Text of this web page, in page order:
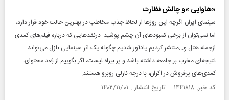
«هاوایی »و چالش نظارت
سینمای ایران اگرچه این روزها از لحاظ جذب مخاطب در بهترین حالت خود قرار دارد،
اما نمی‌توان از برخی کمبودهای آن چشم‌ پوشید. درنقدهایی که درباره فیلم‌های کمدی
از‌جمله هتل و...منتشر کردیم یادآور شدیم چگونه یک اثر سینمایی نازل می‌تواند
نتیجه‌ای مخرب بر جامعه داشته باشد و پر بیراه نیست، اگر بگوییم از بُعد محتوای،
کمدی‌های پرفروش در اکران، با درجه نازلی روبرو هستند.
کد خبر: ۱۴۴۱۸۱۸ تاریخ انتشار : ۱۴۰۲/۱۱/۰۱